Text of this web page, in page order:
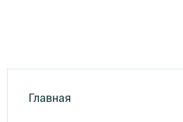
Главная